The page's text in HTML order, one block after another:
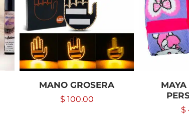
MANO GROSERA
$ 100.00
$